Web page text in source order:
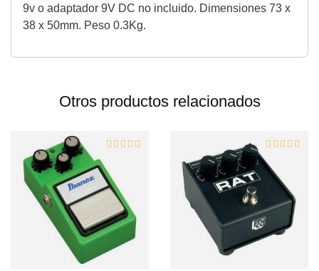
9v o adaptador 9V DC no incluido. Dimensiones 73 x
38 x 50mm. Peso 0.3Kg.
Otros productos relacionados